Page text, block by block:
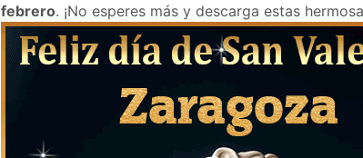
febrero. ¡No esperes más y descarga estas